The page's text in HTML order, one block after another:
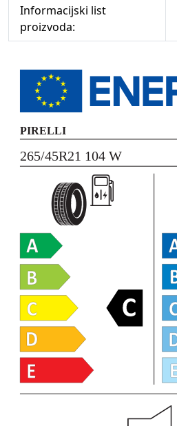
Informacijski list
proizvoda: